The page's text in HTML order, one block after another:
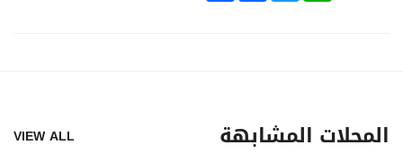
المحلات المشابهة VIEW ALL